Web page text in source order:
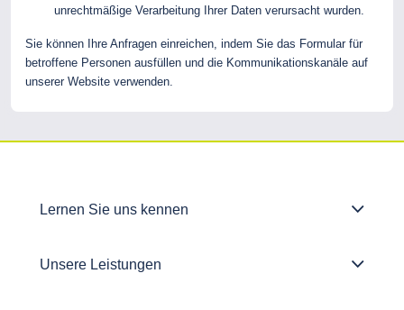
unrechtmäßige Verarbeitung Ihrer Daten verursacht wurden.
Sie können Ihre Anfragen einreichen, indem Sie das Formular für
betroffene Personen ausfüllen und die Kommunikationskanäle auf
unserer Website verwenden.
Lernen Sie uns kennen
Unsere Leistungen